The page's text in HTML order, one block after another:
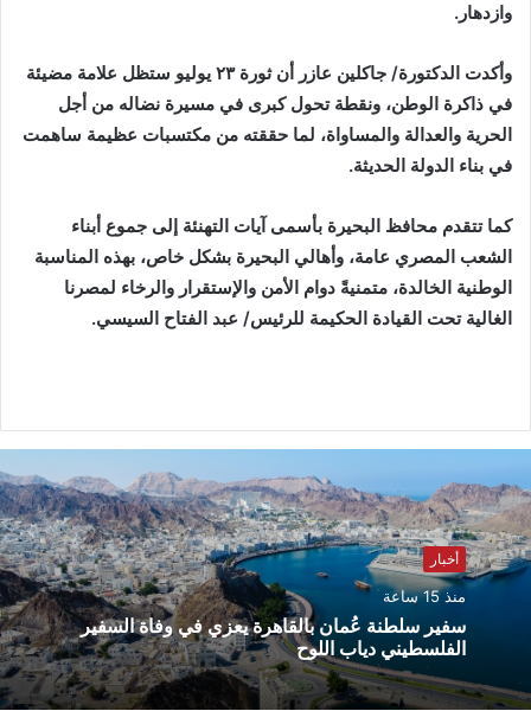
وازدهار.
وأكدت الدكتورة/ جاكلين عازر أن ثورة ٢٣ يوليو ستظل علامة مضيئة
في ذاكرة الوطن، ونقطة تحول كبرى في مسيرة نضاله من أجل
الحرية والعدالة والمساواة، لما حققته من مكتسبات عظيمة ساهمت
في بناء الدولة الحديثة.
كما تتقدم محافظ البحيرة بأسمى آيات التهنئة إلى جموع أبناء
الشعب المصري عامة، وأهالي البحيرة بشكل خاص، بهذه المناسبة
الوطنية الخالدة، متمنيةً دوام الأمن والإستقرار والرخاء لمصرنا
الغالية تحت القيادة الحكيمة للرئيس/ عبد الفتاح السيسي.
أخبار
منذ 15 ساعة
سفير سلطنة عُمان بالقاهرة يعزي في وفاة السفير
الفلسطيني دياب اللوح